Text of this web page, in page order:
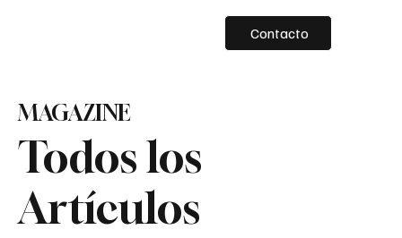
Contacto
Todos los
Artículos
MAGAZINE